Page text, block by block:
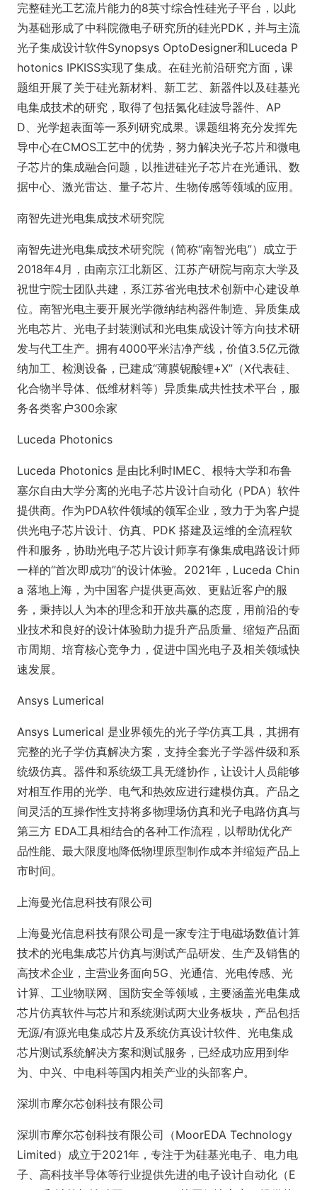
完整硅光工艺流片能力的8英寸综合性硅光子平台，以此
为基础形成了中科院微电子研究所的硅光PDK，并与主流
光子集成设计软件Synopsys OptoDesigner和Luceda P
hotonics IPKISS实现了集成。在硅光前沿研究方面，课
题组开展了关于硅光新材料、新工艺、新器件以及硅基光
电集成技术的研究，取得了包括氮化硅波导器件、AP
D、光学超表面等一系列研究成果。课题组将充分发挥先
导中心在CMOS工艺中的优势，努力解决光子芯片和微电
子芯片的集成融合问题，以推进硅光子芯片在光通讯、数
据中心、激光雷达、量子芯片、生物传感等领域的应用。
南智先进光电集成技术研究院
南智先进光电集成技术研究院（简称“南智光电”）成立于
2018年4月，由南京江北新区、江苏产研院与南京大学及
祝世宁院士团队共建，系江苏省光电技术创新中心建设单
位。南智光电主要开展光学微纳结构器件制造、异质集成
光电芯片、光电子封装测试和光电集成设计等方向技术研
发与代工生产。拥有4000平米洁净产线，价值3.5亿元微
纳加工、检测设备，已建成“薄膜铌酸锂+X”（X代表硅、
化合物半导体、低维材料等）异质集成共性技术平台，服
务各类客户300余家
Luceda Photonics
Luceda Photonics 是由比利时IMEC、根特大学和布鲁
塞尔自由大学分离的光电子芯片设计自动化（PDA）软件
提供商。作为PDA软件领域的领军企业，致力于为客户提
供光电子芯片设计、仿真、PDK 搭建及运维的全流程软
件和服务，协助光电子芯片设计师享有像集成电路设计师
一样的“首次即成功”的设计体验。2021年，Luceda Chin
a 落地上海，为中国客户提供更高效、更贴近客户的服
务，秉持以人为本的理念和开放共赢的态度，用前沿的专
业技术和良好的设计体验助力提升产品质量、缩短产品面
市周期、培育核心竞争力，促进中国光电子及相关领域快
速发展。
Ansys Lumerical
Ansys Lumerical 是业界领先的光子学仿真工具，其拥有
完整的光子学仿真解决方案，支持全套光子学器件级和系
统级仿真。器件和系统级工具无缝协作，让设计人员能够
对相互作用的光学、电气和热效应进行建模仿真。产品之
间灵活的互操作性支持将多物理场仿真和光子电路仿真与
第三方 EDA工具相结合的各种工作流程，以帮助优化产
品性能、最大限度地降低物理原型制作成本并缩短产品上
市时间。
上海曼光信息科技有限公司
上海曼光信息科技有限公司是一家专注于电磁场数值计算
技术的光电集成芯片仿真与测试产品研发、生产及销售的
高技术企业，主营业务面向5G、光通信、光电传感、光
计算、工业物联网、国防安全等领域，主要涵盖光电集成
芯片仿真软件与芯片和系统测试两大业务板块，产品包括
无源/有源光电集成芯片及系统仿真设计软件、光电集成
芯片测试系统解决方案和测试服务，已经成功应用到华
为、中兴、中电科等国内相关产业的头部客户。
深圳市摩尔芯创科技有限公司
深圳市摩尔芯创科技有限公司（MoorEDA Technology
Limited）成立于2021年，专注于为硅基光电子、电力电
子、高科技半导体等行业提供先进的电子设计自动化（E